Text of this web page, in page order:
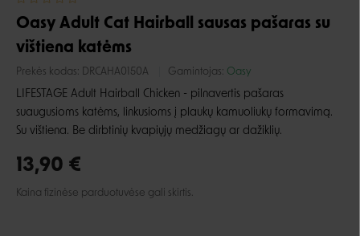
Oasy Adult Cat Hairball sausas pašaras su
vištiena katėms
Prekės kodas: DRCAHA0150A Gamintojas: Oasy
LIFESTAGE Adult Hairball Chicken - pilnavertis pašaras
suaugusioms katėms, linkusioms į plaukų kamuoliukų formavimą.
Su vištiena. Be dirbtinių kvapiųjų medžiagų ar dažiklių.
13,90 €
Kaina fizinėse parduotuvėse gali skirtis.